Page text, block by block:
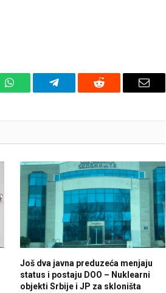
WhatsAppTelegram Reddit Email
Još dva javna preduzeća menjaju
status i postaju DOO – Nuklearni
objekti Srbije i JP za skloništa